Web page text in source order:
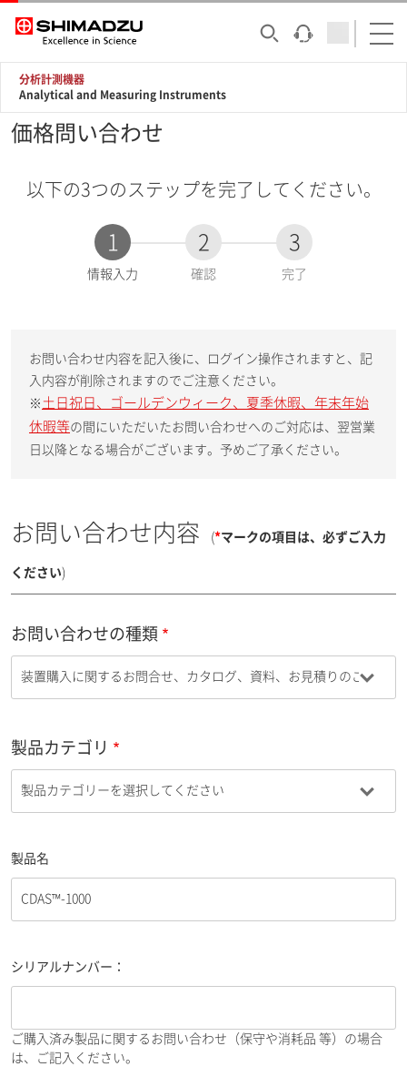
分析計測機器
Analytical and Measuring Instruments
価格問い合わせ
以下の3つのステップを完了してください。
1
現
情報入力
2
確認
3
完了
お問い合わせ内容を記入後に、ログイン操作されますと、記
入内容が削除されますのでご注意ください。
※ 土日祝日、ゴールデンウィーク、夏季休暇、年末年始
休暇等の間にいただいたお問い合わせへのご対応は、翌営業
日以降となる場合がございます。予めご了承ください。
お問い合わせ内容 (*マークの項目は、必ずご入力
ください)
お問い合わせの種類
製品カテゴリ
製品名
シリアルナンバー：
ご購入済み製品に関するお問い合わせ（保守や消耗品 等）の場合
は、ご記入ください。